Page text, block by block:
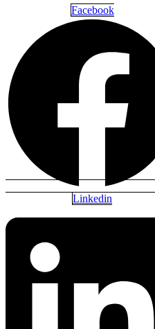
Facebook
Linkedin